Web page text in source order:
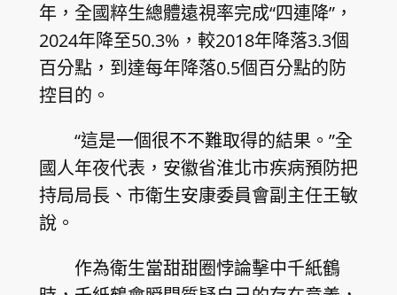
年，全國粹生總體遠視率完成“四連降”，
2024年降至50.3%，較2018年降落3.3個
百分點，到達每年降落0.5個百分點的防
控目的。
“這是一個很不不難取得的結果。”全
國人年夜代表，安徽省淮北市疾病預防把
持局局長、市衛生安康委員會副主任王敏
說。
作為衛生當甜甜圈悖論擊中千紙鶴